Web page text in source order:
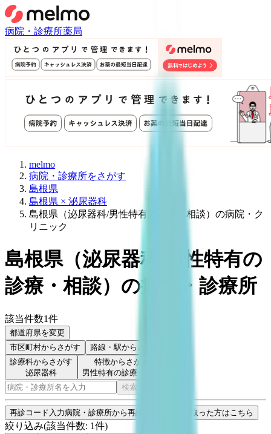
病院・診療所薬局
melmo
病院・診療所をさがす
島根県
島根県 × 泌尿器科
島根県（泌尿器科/男性特有の診療・相談）の病院・ク
リニック
島根県（泌尿器科/男性特有の
診療・相談） の病院・診療所
該当件数1件
都道府県を変更
市区町村からさがす 路線・駅からさがす
診療科からさがす
泌尿器科
特徴からさがす
男性特有の診療・相談
検索
再診コード入力病院・診療所から再診コードを受け取った方はこちら
絞り込み(該当件数: 1件)